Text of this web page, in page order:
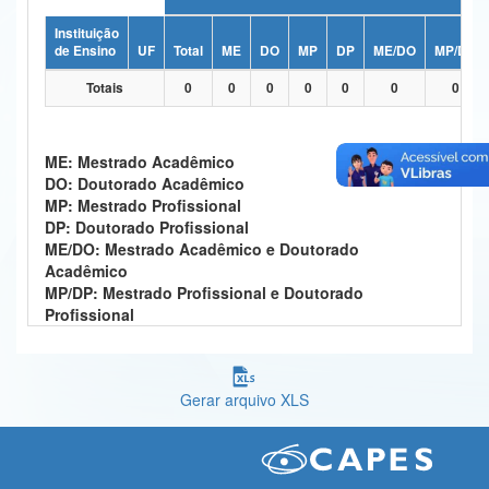
Ministério da Ciência, Tecnologia, Inovações e Comunicações
Ministério do Meio Ambiente
Ministério do Desenvolvimento Regional
Controladoria-Geral da União
Ministério da Mulher, da Família e dos Direitos Humanos
Secretaria-Geral
Instituição
de Ensino
UF Total ME DO MP DP ME/DO
MP/DP
Totais
0 0 0 0 0 0 0
ME: Mestrado Acadêmico
DO: Doutorado Acadêmico
MP: Mestrado Profissional
DP: Doutorado Profissional
ME/DO: Mestrado Acadêmico e Doutorado
Acadêmico
MP/DP: Mestrado Profissional e Doutorado
Profissional
Gerar arquivo XLS